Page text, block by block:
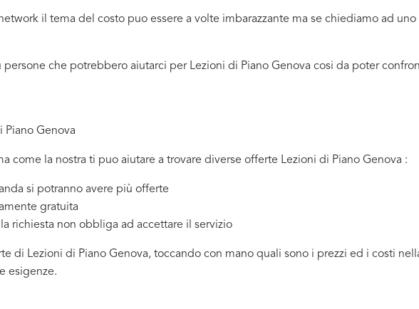
il tema del costo puo essere a volte imbarazzante ma se chiediamo ad
che potrebbero aiutarci per Lezioni di Piano Genova cosi da poter
Genova
come la nostra ti puo aiutare a trovare diverse offerte Lezioni di Piano Genova :
si potranno avere più offerte
gratuita
richiesta non obbliga ad accettare il servizio
di Lezioni di Piano Genova, toccando con mano quali sono i prezzi ed i costi
esigenze.